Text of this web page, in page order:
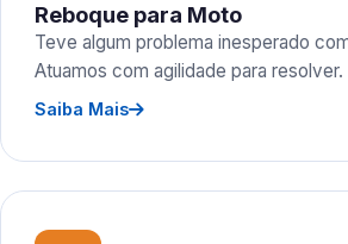
Reboque para Moto
Teve algum problema inesperado
Atuamos com agilidade para resolver.
Saiba Mais